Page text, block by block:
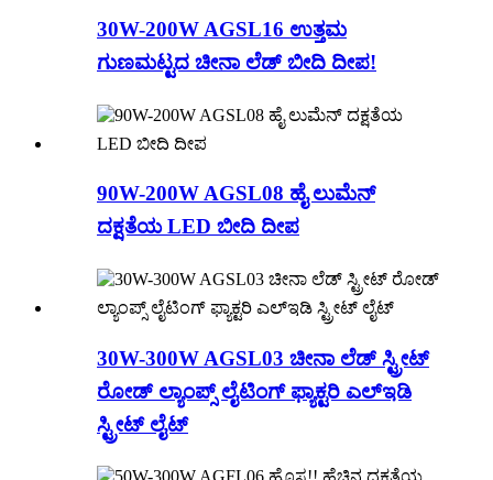
30W-200W AGSL16 ಉತ್ತಮ
ಗುಣಮಟ್ಟದ ಚೀನಾ ಲೆಡ್ ಬೀದಿ ದೀಪ!
90W-200W AGSL08 ಹೈ ಲುಮೆನ್
ದಕ್ಷತೆಯ LED ಬೀದಿ ದೀಪ
30W-300W AGSL03 ಚೀನಾ ಲೆಡ್ ಸ್ಟ್ರೀಟ್
ರೋಡ್ ಲ್ಯಾಂಪ್ಸ್ ಲೈಟಿಂಗ್ ಫ್ಯಾಕ್ಟರಿ ಎಲ್ಇಡಿ
ಸ್ಟ್ರೀಟ್ ಲೈಟ್